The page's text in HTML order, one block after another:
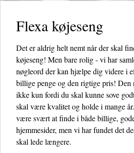
Flexa køjeseng
Det er aldrig helt nemt når der skal
køjeseng! Men bare rolig - vi har
nøgleord der kan hjælpe dig videre i
billige penge og den rigtige pris! Den
ikke kun fordi du skal kunne sove
skal være kvalitet og holde i mange
være svært at finde i både billige,
hjemmesider, men vi har fundet det
skal lede længere.